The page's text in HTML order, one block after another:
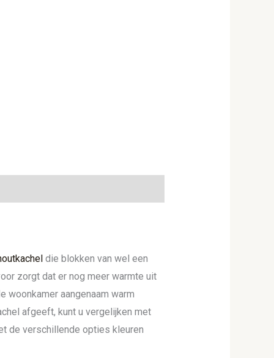
die blokken van wel een
zorgt dat er nog meer warmte uit
woonkamer aangenaam warm
afgeeft, kunt u vergelijken met
de verschillende opties kleuren